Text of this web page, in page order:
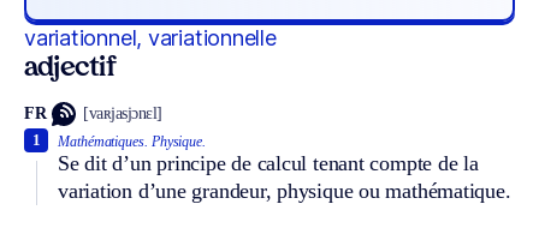
variationnel, variationnelle
adjectif
FR [vaʀjasjɔnɛl]
Mathématiques. Physique.
Se dit d’un principe de calcul tenant compte de la
variation d’une grandeur, physique ou mathématique.
1